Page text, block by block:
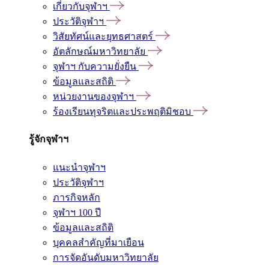
เกี่ยวกับจุฬาฯ
ประวัติจุฬาฯ
วิสัยทัศน์และยุทธศาสตร์
อัตลักษณ์มหาวิทยาลัย
จุฬาฯ กับความยั่งยืน
ข้อมูลและสถิติ
หน่วยงานของจุฬาฯ
ร้องเรียนทุจริตและประพฤติมิชอบ
รู้จักจุฬาฯ
แนะนำจุฬาฯ
ประวัติจุฬาฯ
ภารกิจหลัก
จุฬาฯ 100 ปี
ข้อมูลและสถิติ
บุคคลสำคัญที่มาเยือน
การจัดอันดับมหาวิทยาลัย